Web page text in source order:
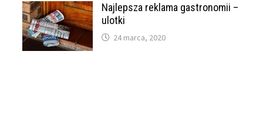
Najlepsza reklama gastronomii –
ulotki
24 marca, 2020